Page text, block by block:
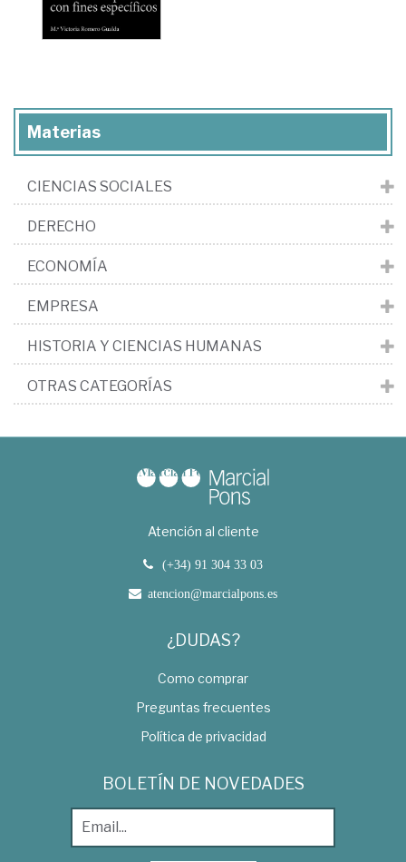
Materias
CIENCIAS SOCIALES
DERECHO
ECONOMÍA
EMPRESA
HISTORIA Y CIENCIAS HUMANAS
OTRAS CATEGORÍAS
Atención al cliente
(+34) 91 304 33 03
atencion@marcialpons.es
¿DUDAS?
Como comprar
Preguntas frecuentes
Política de privacidad
BOLETÍN DE NOVEDADES